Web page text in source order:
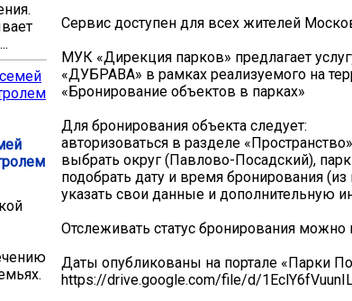
Сервис доступен для всех жителей
МУК «Дирекция парков» предлагает
«ДУБРАВА» в рамках реализуемого на
«Бронирование объектов в парках»
Для бронирования объекта следует:
авторизоваться в разделе «Пространство»
выбрать округ (Павлово-Посадский),
подобрать дату и время бронирования
указать свои данные и дополнительную
Отслеживать статус бронирования можно
Даты опубликованы на портале «Парки
https://drive.google.com/file/d/